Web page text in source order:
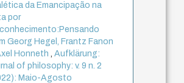
da Emancipação na
por
Georg Hegel, Frantz Fanon
Honneth,Aufklärung:
of philosophy: v. 9 n. 2
Maio-Agosto